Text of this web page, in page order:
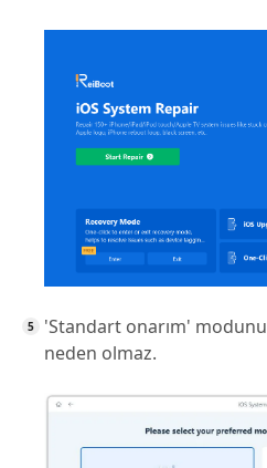
'Standart onarım'
neden olmaz.